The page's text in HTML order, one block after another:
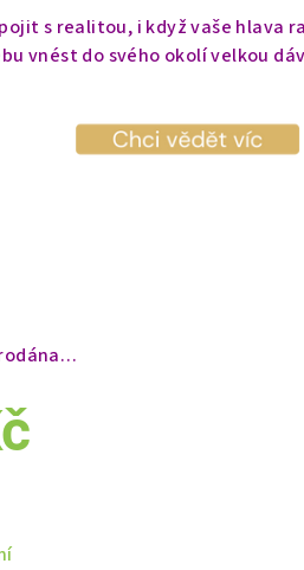
s realitou, i když vaše hlava
vnést do svého okolí velkou